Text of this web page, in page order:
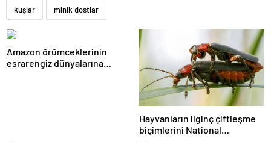
kuşlar minik dostlar
Amazon örümceklerinin
esrarengiz dünyalarına
Hayvanların ilginç çiftleşme
biçimlerini National